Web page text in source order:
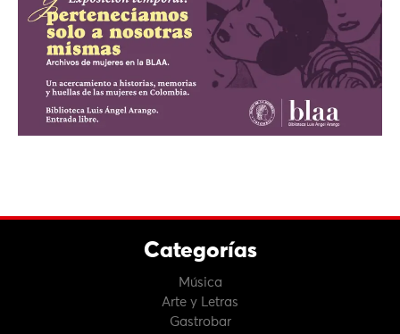
Categorías
Música
Arte y Letras
Gastrobar